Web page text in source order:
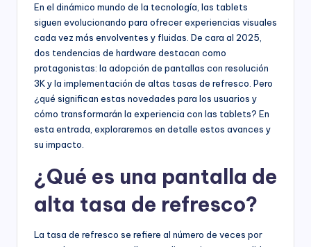
En el dinámico mundo de la tecnología, las tablets
siguen evolucionando para ofrecer experiencias visuales
cada vez más envolventes y fluidas. De cara al 2025,
dos tendencias de hardware destacan como
protagonistas: la adopción de pantallas con resolución
3K y la implementación de altas tasas de refresco. Pero
¿qué significan estas novedades para los usuarios y
cómo transformarán la experiencia con las tablets? En
esta entrada, exploraremos en detalle estos avances y
su impacto.
¿Qué es una pantalla de
alta tasa de refresco?
La tasa de refresco se refiere al número de veces por